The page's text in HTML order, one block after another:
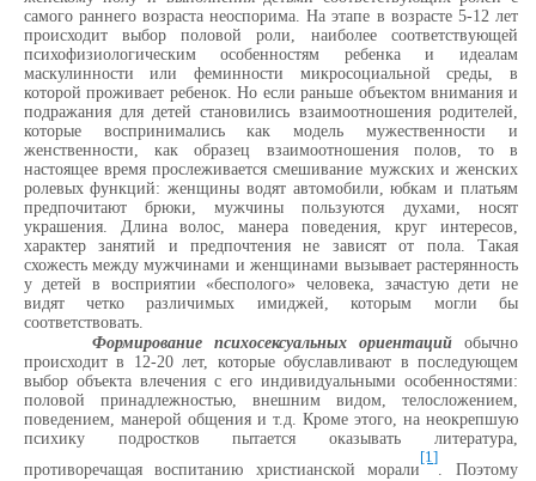
самого раннего возраста неоспорима. На этапе в возрасте 5-12 лет
происходит выбор половой роли, наиболее соответствующей
психофизиологическим особенностям ребенка и идеалам
маскулинности или феминности микросоциальной среды, в
которой проживает ребенок. Но если раньше объектом внимания и
подражания для детей становились взаимоотношения родителей,
которые воспринимались как модель мужественности и
женственности, как образец взаимоотношения полов, то в
настоящее время прослеживается смешивание мужских и женских
ролевых функций: женщины водят автомобили, юбкам и платьям
предпочитают брюки, мужчины пользуются духами, носят
украшения. Длина волос, манера поведения, круг интересов,
характер занятий и предпочтения не зависят от пола. Такая
схожесть между мужчинами и женщинами вызывает растерянность
у детей в восприятии «бесполого» человека, зачастую дети не
видят четко различимых имиджей, которым могли бы
соответствовать.
Формирование психосексуальных ориентацийобычно
происходит в 12-20 лет, которые обуславливают в последующем
выбор объекта влечения с его индивидуальными особенностями:
половой принадлежностью, внешним видом, телосложением,
поведением, манерой общения и т.д. Кроме этого, на неокрепшую
психику подростков пытается оказывать литература,
противоречащая воспитанию христианской морали
[1]
. Поэтому